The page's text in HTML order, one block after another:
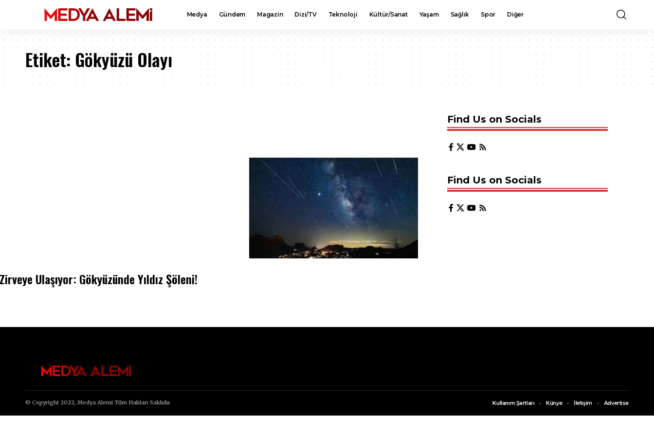
Medya Gündem Magazin Dizi/TV Teknoloji Kültür/Sanat Yaşam Sağlık Spor Diğer
Etiket: Gökyüzü Olayı
Ulaşıyor: Gökyüzünde Yıldız Şöleni!
Find Us on Socials
Find Us on Socials
© Copyright 2022, Medya Alemi Tüm Hakları Saklıdır. Kullanım Şartları Künye İletişim Advertise